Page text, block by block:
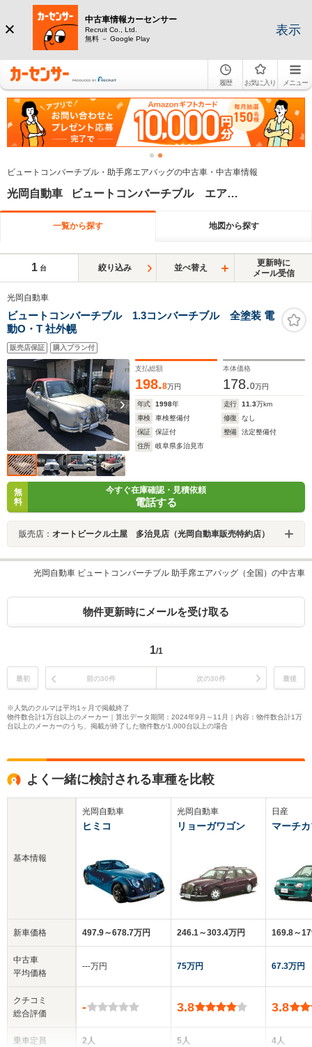
中古車情報カーセンサー
Recruit Co., Ltd.
無料 － Google Play
表示
履歴 お気に入り メニュー
ビュートコンバーチブル・助手席エアバッグの中古車・中古車情報
光岡自動車 ビュートコンバーチブル エアバッグ(助手席)
一覧から探す 地図から探す
1 台 絞り込み 並べ替え
更新時に
メール受信
光岡自動車
ビュートコンバーチブル 1.3コンバーチブル 全塗装 電
動O・T 社外幌
販売店保証 購入プラン付
支払総額
198.8万円
本体価格
178.0万円
年式 1998年 走行 11.3万km
車検
車検整備付 修復
なし
保証
保証付 整備
法定整備付
住所
岐阜県多治見市
無
料
今すぐ在庫確認・見積依頼
電話する
販売店： オートビークル土屋 多治見店（光岡自動車販売特約店）
光岡自動車 ビュートコンバーチブル 助手席エアバッグ（全国）の中古車
物件更新時にメールを受け取る
1/1
最初 前の30件 次の30件 最後
※人気のクルマは平均1ヶ月で掲載終了
物件数合計1万台以上のメーカー｜算出データ期間：2024年9月～11月｜内容：物件数合計1万
台以上のメーカーのうち、掲載が終了した物件数が1,000台以上の場合
よく一緒に検討される車種を比較
基本情報
新車価格
中古車
平均価格
クチコミ
総合評価
乗車定員
光岡自動車
ヒミコ
497.9～678.7万円
‐‐‐万円
-
2人
光岡自動車
リョーガワゴン
246.1～303.4万円
75万円
3.8
5人
日産
マーチ
169.8～
67.3万円
3.8
4人